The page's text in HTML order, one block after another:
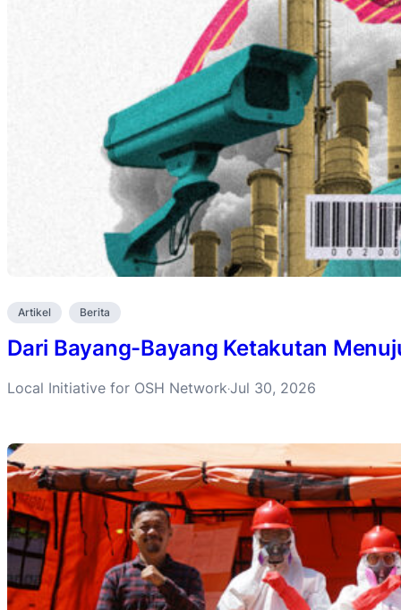
Artikel Berita
Dari Bayang-Bayang Ketakutan
Local Initiative for OSH Network·Jul 30, 2026